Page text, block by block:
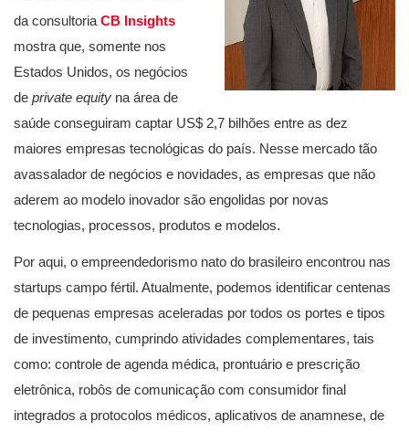
da consultoria CB Insights
mostra que, somente nos
Estados Unidos, os negócios
de private equity na área de
saúde conseguiram captar US$ 2,7 bilhões entre as dez
maiores empresas tecnológicas do país. Nesse mercado tão
avassalador de negócios e novidades, as empresas que não
aderem ao modelo inovador são engolidas por novas
tecnologias, processos, produtos e modelos.
Por aqui, o empreendedorismo nato do brasileiro encontrou nas
startups campo fértil. Atualmente, podemos identificar centenas
de pequenas empresas aceleradas por todos os portes e tipos
de investimento, cumprindo atividades complementares, tais
como: controle de agenda médica, prontuário e prescrição
eletrônica, robôs de comunicação com consumidor final
integrados a protocolos médicos, aplicativos de anamnese, de